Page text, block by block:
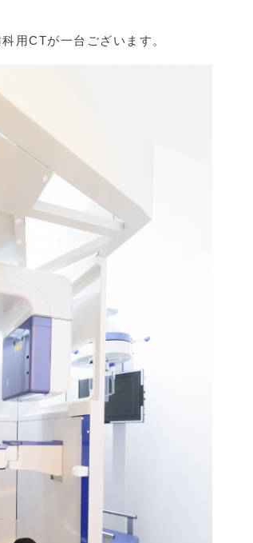
用CTが一台ございます。